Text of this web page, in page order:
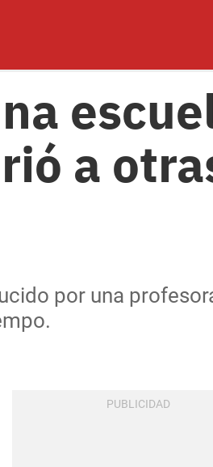
a
por una